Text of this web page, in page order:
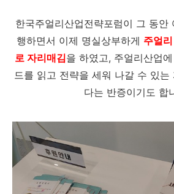
한국주얼리산업전략포럼이 그 동안
행하면서 이제 명실상부하게 주얼
로 자리매김을 하였고, 주얼리산업
드를 읽고 전략을 세워 나갈 수 있는
다는 반증이기도 합